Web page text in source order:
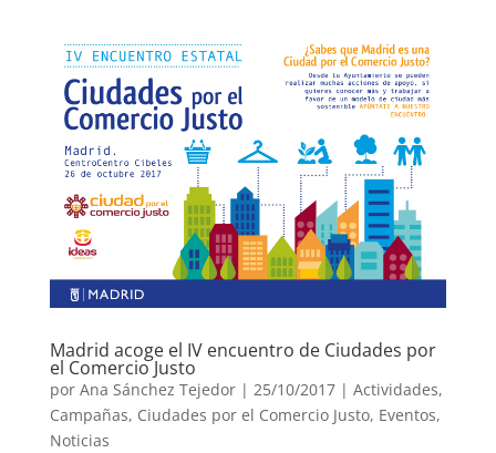
Madrid acoge el IV encuentro de Ciudades por
el Comercio Justo
por Ana Sánchez Tejedor| 25/10/2017 | Actividades,
Campañas, Ciudades por el Comercio Justo, Eventos,
Noticias